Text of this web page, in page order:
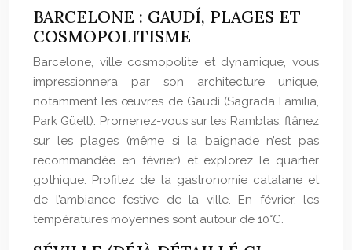
BARCELONE : GAUDÍ, PLAGES ET
COSMOPOLITISME
Barcelone, ville cosmopolite et dynamique, vous
impressionnera par son architecture unique,
notamment les œuvres de Gaudí (Sagrada Familia,
Park Güell). Promenez-vous sur les Ramblas, flânez
sur les plages (même si la baignade n’est pas
recommandée en février) et explorez le quartier
gothique. Profitez de la gastronomie catalane et
de l’ambiance festive de la ville. En février, les
températures moyennes sont autour de 10°C.